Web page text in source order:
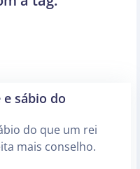
sábio do
do que um rei
mais conselho.